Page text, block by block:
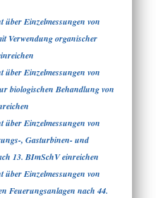
über Einzelmessungen von
Verwendung organischer
über Einzelmessungen von
biologischen Behandlung von
über Einzelmessungen von
, Gasturbinen- und
13. BImSchV einreichen
über Einzelmessungen von
Feuerungsanlagen nach 44.